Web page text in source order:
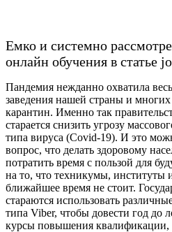
Емко и системно
онлайн обучения в статье
Пандемия нежданно охватила
заведения нашей страны и
карантин. Именно так
старается снизить угрозу
типа вируса (Covid-19). И это
вопрос, что делать здоровому
потратить время с пользой для
на то, что техникумы, институты
ближайшее время не стоит.
стараются использовать
типа Viber, чтобы довести год до
курсы повышения квалификации,